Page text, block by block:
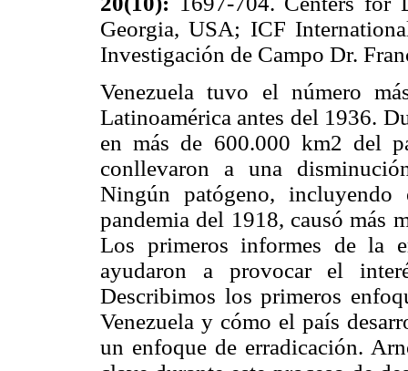
Georgia, USA; ICF
Investigación de Campo Dr.
Venezuela tuvo el número
Latinoamérica antes del 1936.
en más de 600.000 km2 del
conllevaron a una
Ningún patógeno, incluyendo
pandemia del 1918, causó más
Los primeros informes de la
ayudaron a provocar el
Describimos los primeros
Venezuela y cómo el país
un enfoque de erradicación.